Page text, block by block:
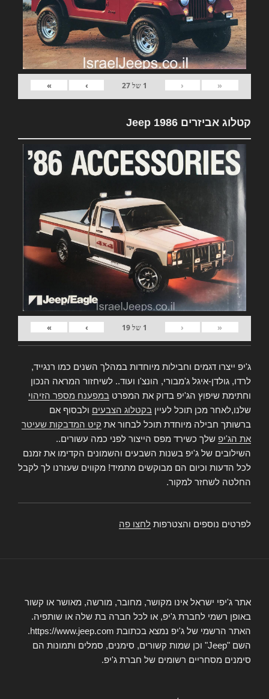
«
‹
1 של27
›
»
קטלוג אביזרים Jeep 1986
«
‹
1 של19
›
»
ג'יפ ייצרו דגמים וחבילות מיוחדות במהלך השנים כמו רנגייד,
לרדו, גולדן-איגל ג'מבורי, הונצ'ו ועוד.. לשיחזור המראה הנכון
וחתימת שיפוץ הג'יפ בדוק את המפרט במפענח מספר הזיהוי
שלנו,לאחר מכן תוכל לעיין בקטלוג הצבעים ולבסוף אם
ברשותך חבילה מיוחדת תוכל לבחור את קיט המדבקות שעיטר
את הג'יפ שלך כשירד מפס הייצור לפני כמה עשורים..
השילובים של ג'יפ בשנות השבעים והשמונים הקדימו את זמנם
לכל הדעות וכיום הם מבוקשים מתמיד! מקווים שעזרנו לך לקבל
החלטה לשחזר למקור.
לפרטים נוספים והצטרפות לחצו פה
אתר ג'יפי ישראל אינו מקושר, מחובר, מורשה, מאושר או קשור
באופן רשמי לחברת ג'יפ, או לכל חברה בת שלה או שותפיה.
האתר הרשמי של ג'יפ נמצא בכתובת https://www.jeep.com.
השם "Jeep" וכן שמות קשורים, סימנים, סמלים ותמונות הם
סימנים מסחריים רשומים של חברת ג'יפ.